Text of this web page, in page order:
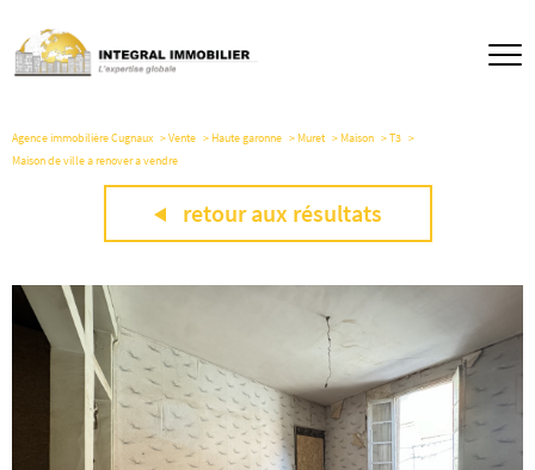
Agence immobilière Cugnaux Vente Haute garonne Muret Maison
T3
Maison de ville a renover a vendre
retour aux résultats